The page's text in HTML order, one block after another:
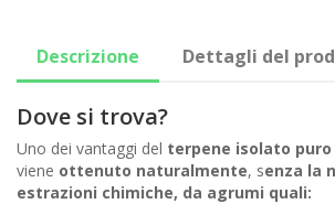
Descrizione Dettagli del
Dove si trova?
Uno dei vantaggi del terpene isolato puro
viene ottenuto naturalmente, senza la
estrazioni chimiche, da agrumi quali: